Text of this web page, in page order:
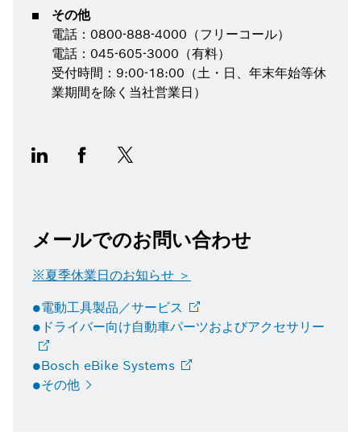
その他
電話：0800-888-4000（フリーコール）
電話：045-605-3000（有料）
受付時間：9:00-18:00（土・日、年末年始等休
業期間を除く当社営業日）
メールでのお問い合わせ
※夏季休業日のお知らせ ＞
●電動工具製品／サービス
●ドライバー向け自動車パーツおよびアクセサリー
●Bosch eBike Systems
●その他